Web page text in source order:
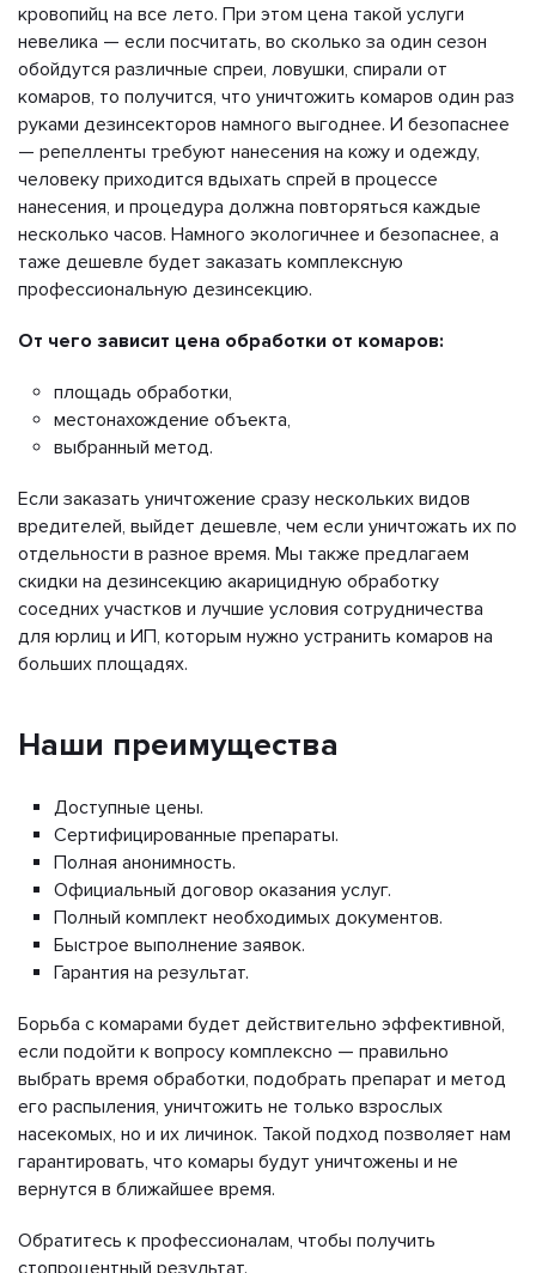
кровопийц на все лето. При этом цена такой услуги
невелика — если посчитать, во сколько за один сезон
обойдутся различные спреи, ловушки, спирали от
комаров, то получится, что уничтожить комаров один раз
руками дезинсекторов намного выгоднее. И безопаснее
— репелленты требуют нанесения на кожу и одежду,
человеку приходится вдыхать спрей в процессе
нанесения, и процедура должна повторяться каждые
несколько часов. Намного экологичнее и безопаснее, а
таже дешевле будет заказать комплексную
профессиональную дезинсекцию.
От чего зависит цена обработки от комаров:
площадь обработки,
местонахождение объекта,
выбранный метод.
Если заказать уничтожение сразу нескольких видов
вредителей, выйдет дешевле, чем если уничтожать их по
отдельности в разное время. Мы также предлагаем
скидки на дезинсекцию акарицидную обработку
соседних участков и лучшие условия сотрудничества
для юрлиц и ИП, которым нужно устранить комаров на
больших площадях.
Наши преимущества
Доступные цены.
Сертифицированные препараты.
Полная анонимность.
Официальный договор оказания услуг.
Полный комплект необходимых документов.
Быстрое выполнение заявок.
Гарантия на результат.
Борьба с комарами будет действительно эффективной,
если подойти к вопросу комплексно — правильно
выбрать время обработки, подобрать препарат и метод
его распыления, уничтожить не только взрослых
насекомых, но и их личинок. Такой подход позволяет нам
гарантировать, что комары будут уничтожены и не
вернутся в ближайшее время.
Обратитесь к профессионалам, чтобы получить
стопроцентный результат.